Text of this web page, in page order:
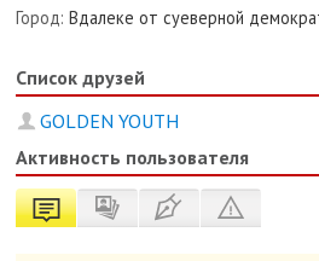
Город: Вдалеке от суеверной
Список друзей
GOLDEN YOUTH
Активность пользователя